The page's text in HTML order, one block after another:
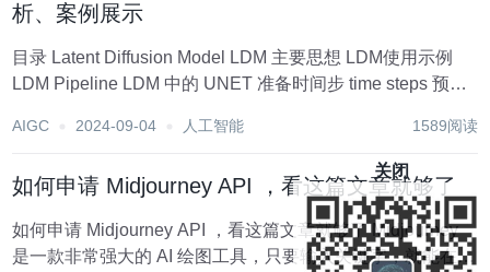
析、案例展示
目录 Latent Diffusion Model LDM 主要思想 LDM使用示例
LDM Pipeline LDM 中的 UNET 准备时间步 time steps 预处
AIGC 2024-09-04 人工智能 1589阅读
如何申请 Midjourney API ，看这篇文章就够了
如何申请 Midjourney API ，看这篇文章就够了 Midjourney
是一款非常强大的 AI 绘图工具，只要输入关键字，就能在短
关闭